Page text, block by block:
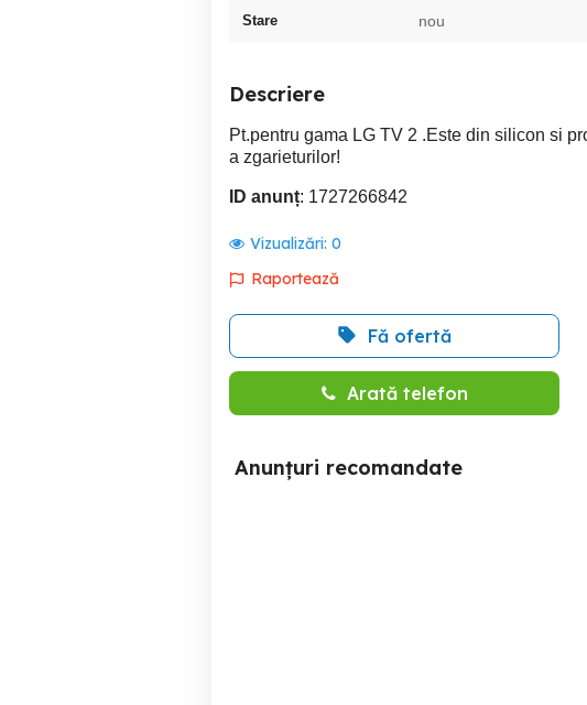
Stare nou
Descriere
Pt.pentru gama LG TV 2 .Este din silicon si
a zgarieturilor!
ID anunț: 1727266842
Vizualizări: 0
Raportează
Fă ofertă
Arată telefon
Anunțuri recomandate